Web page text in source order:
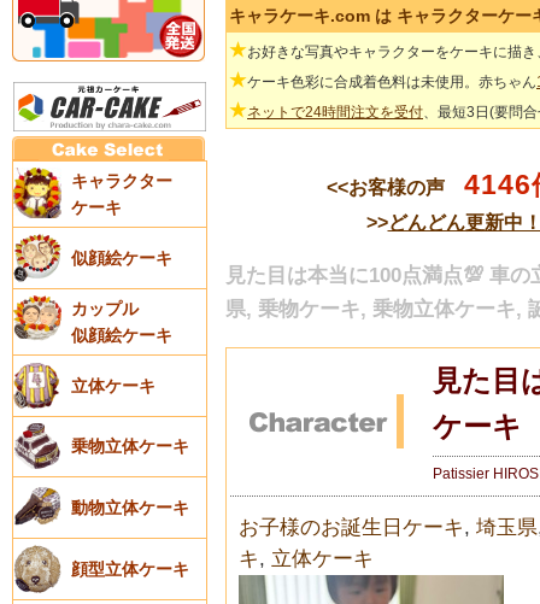
キャラクター
ケーキ
似顔絵ケーキ
カップル
似顔絵ケーキ
立体ケーキ
乗物立体ケーキ
動物立体ケーキ
顔型立体ケーキ
キャラケーキ.com は キャラクターケ
★お好きな写真やキャラクターをケーキに描
★ケーキ色彩に合成着色料は未使用。赤ちゃん
★ネットで24時間注文を受付、最短3日(要問
<<お客様の声 4146
>>どんどん更新中
見た目は本当に100点満点💯 車
県, 乗物ケーキ, 乗物立体ケーキ,
見た目
ケーキ
Patissier
お子様のお誕生日ケーキ, 埼玉県
キ, 立体ケーキ